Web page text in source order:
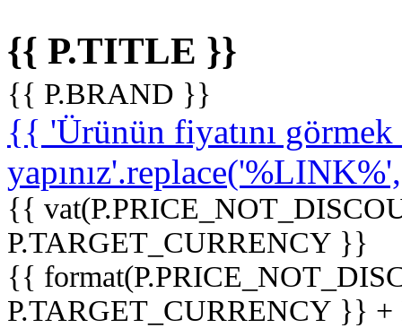
{{ P.TITLE }}
{{ P.BRAND }}
{{ 'Ürünün fiyatını
{{
P.TARGET_CURRENCY }}
{{
P.TARGET_CURRENCY }}